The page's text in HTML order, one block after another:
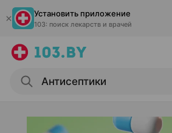
Установить приложение
103: поиск лекарств и врачей